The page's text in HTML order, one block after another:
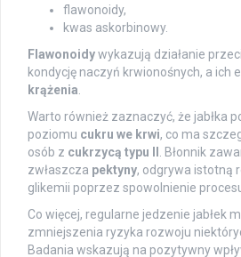
flawonoidy,
kwas askorbinowy.
Flawonoidywykazują działanie
kondycję naczyń krwionośnych, a ich
krążenia.
Warto również zaznaczyć, że jabłka
poziomu cukru we krwi, co ma
osób z cukrzycą typu II . Błonnik
zwłaszcza pektyny, odgrywa istotną
glikemii poprzez spowolnienie
Co więcej, regularne jedzenie jabłek
zmniejszenia ryzyka rozwoju
Badania wskazują na pozytywny